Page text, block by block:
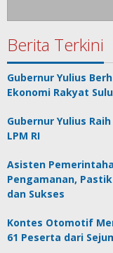
Berita Terkini
Gubernur Yulius
Ekonomi Rakyat
Gubernur Yulius
LPM RI
Asisten
Pengamanan,
dan Sukses
Kontes Otomotif
61 Peserta dari